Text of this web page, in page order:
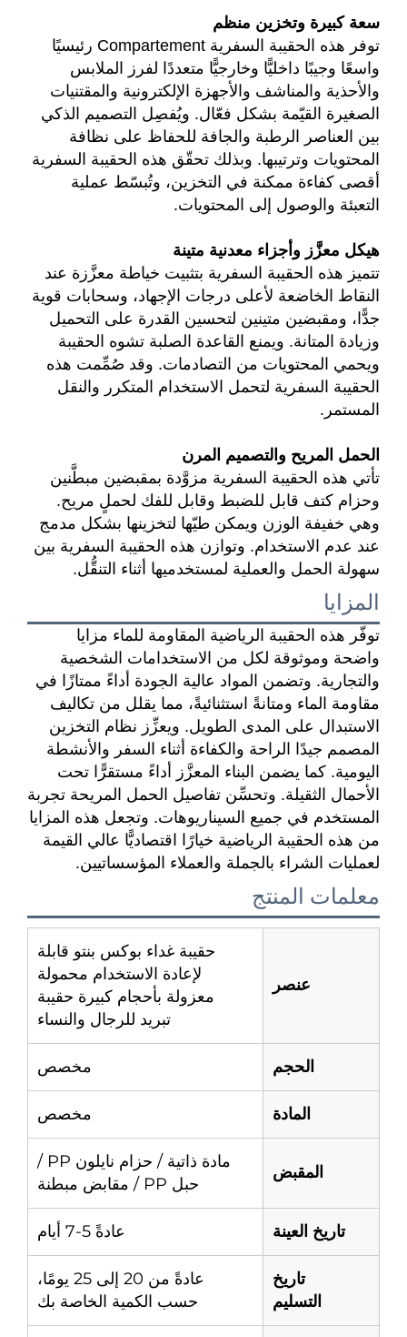
سعة كبيرة وتخزين منظم
توفر هذه الحقيبة السفرية Compartement رئيسيًا
واسعًا وجيبًا داخليًّا وخارجيًّا متعددًا لفرز الملابس
والأحذية والمناشف والأجهزة الإلكترونية والمقتنيات
الصغيرة القيّمة بشكل فعّال. ويُفصِل التصميم الذكي
بين العناصر الرطبة والجافة للحفاظ على نظافة
المحتويات وترتيبها. وبذلك تحقّق هذه الحقيبة السفرية
أقصى كفاءة ممكنة في التخزين، وتُبسّط عملية
التعبئة والوصول إلى المحتويات.
هيكل معزَّز وأجزاء معدنية متينة
تتميز هذه الحقيبة السفرية بتثبيت خياطة معزَّزة عند
النقاط الخاضعة لأعلى درجات الإجهاد، وسحابات قوية
جدًّا، ومقبضين متينين لتحسين القدرة على التحميل
وزيادة المتانة. ويمنع القاعدة الصلبة تشوه الحقيبة
ويحمي المحتويات من التصادمات. وقد صُمِّمت هذه
الحقيبة السفرية لتحمل الاستخدام المتكرر والنقل
المستمر.
الحمل المريح والتصميم المرن
تأتي هذه الحقيبة السفرية مزوَّدة بمقبضين مبطَّنين
وحزام كتف قابل للضبط وقابل للفك لحملٍ مريح.
وهي خفيفة الوزن ويمكن طيّها لتخزينها بشكل مدمج
عند عدم الاستخدام. وتوازن هذه الحقيبة السفرية بين
سهولة الحمل والعملية لمستخدميها أثناء التنقُّل.
المزايا
توفّر هذه الحقيبة الرياضية المقاومة للماء مزايا
واضحة وموثوقة لكل من الاستخدامات الشخصية
والتجارية. وتضمن المواد عالية الجودة أداءً ممتازًا في
مقاومة الماء ومتانةً استثنائيةً، مما يقلل من تكاليف
الاستبدال على المدى الطويل. ويعزِّز نظام التخزين
المصمم جيدًا الراحة والكفاءة أثناء السفر والأنشطة
اليومية. كما يضمن البناء المعزَّز أداءً مستقرًّا تحت
الأحمال الثقيلة. وتحسِّن تفاصيل الحمل المريحة تجربة
المستخدم في جميع السيناريوهات. وتجعل هذه المزايا
من هذه الحقيبة الرياضية خيارًا اقتصاديًّا عالي القيمة
لعمليات الشراء بالجملة والعملاء المؤسساتيين.
معلمات المنتج
عنصر
حقيبة غداء بوكس بنتو قابلة
لإعادة الاستخدام محمولة
معزولة بأحجام كبيرة حقيبة
تبريد للرجال والنساء
الحجم مخصص
المادة مخصص
المقبض
مادة ذاتية / حزام نايلون PP /
حبل PP / مقابض مبطنة
تاريخ العينة عادةً 5-7 أيام
تاريخ
التسليم
عادةً من 20 إلى 25 يومًا،
حسب الكمية الخاصة بك